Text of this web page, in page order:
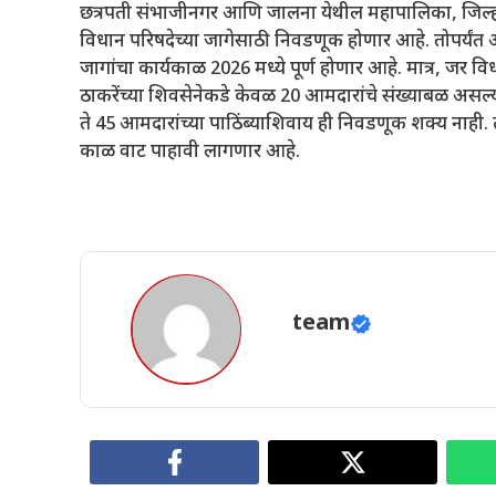
छत्रपती संभाजीनगर आणि जालना येथील महापालिका,
विधान परिषदेच्या जागेसाठी निवडणूक होणार आहे. तोपर्यंत
जागांचा कार्यकाळ 2026 मध्ये पूर्ण होणार आहे. मात्र, जर
ठाकरेंच्या शिवसेनेकडे केवळ 20 आमदारांचे संख्याबळ
ते 45 आमदारांच्या पाठिंब्याशिवाय ही निवडणूक शक्य नाही.
काळ वाट पाहावी लागणार आहे.
team